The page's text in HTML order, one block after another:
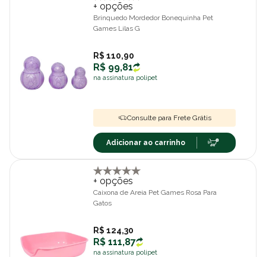
+ opções
Brinquedo Mordedor Bonequinha Pet
Games Lilas G
R$ 110,90
R$ 99,81
na assinatura polipet
Consulte para Frete Grátis
Adicionar ao carrinho
+ opções
Caixona de Areia Pet Games Rosa Para
Gatos
R$ 124,30
R$ 111,87
na assinatura polipet